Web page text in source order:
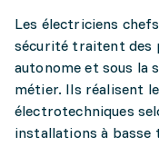
Les électriciens
sécurité traitent des
autonome et sous la
métier. Ils réalisent
électrotechniques
installations à basse